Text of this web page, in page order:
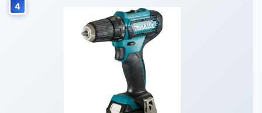
4